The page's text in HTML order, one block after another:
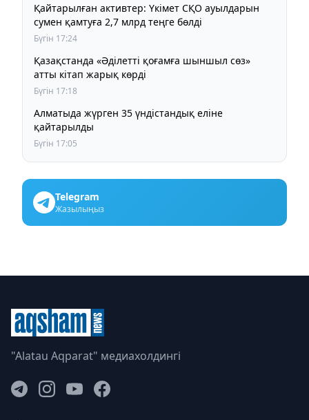
Қайтарылған активтер: Үкімет СҚО ауылдарын
сумен қамтуға 2,7 млрд теңге бөлді
Бүгін 17:24
Қазақстанда «Әділетті қоғамға шыншыл сөз»
атты кітап жарық көрді
Бүгін 17:18
Алматыда жүрген 35 үндістандық еліне
қайтарылды
Бүгін 17:05
Telegram
Жазылыңыз
"Alatau Aqparat" медиахолдингі